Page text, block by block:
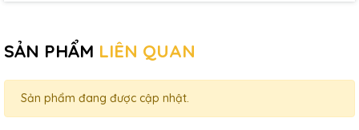
SẢN PHẨM LIÊN QUAN
Sản phẩm đang được cập nhật.